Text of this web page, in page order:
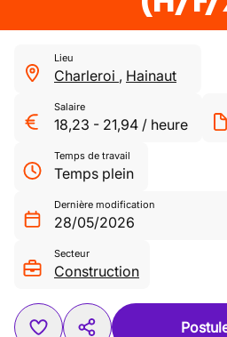
Lieu
Charleroi , Hainaut
Salaire
18,23 - 21,94 / heure
Temps de travail
Temps plein
Dernière modification
28/05/2026
Secteur
Construction